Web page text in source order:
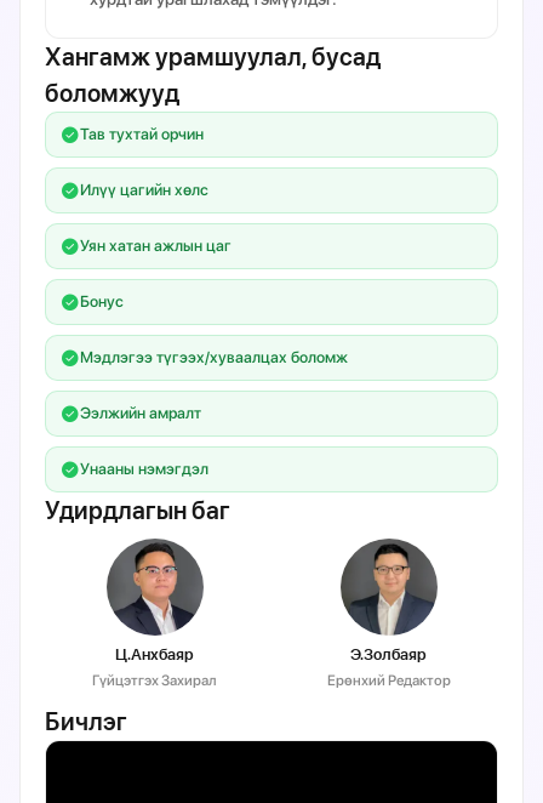
Хангамж урамшуулал, бусад
боломжууд
Тав тухтай орчин
Илүү цагийн хөлс
Уян хатан ажлын цаг
Бонус
Мэдлэгээ түгээх/хуваалцах боломж
Ээлжийн амралт
Унааны нэмэгдэл
Удирдлагын баг
Ц.Анхбаяр
Гүйцэтгэх Захирал
Э.Золбаяр
Ерөнхий Редактор
Бичлэг